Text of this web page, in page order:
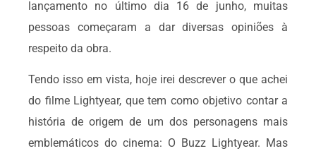
lançamento no último dia 16 de junho, muitas
pessoas começaram a dar diversas opiniões à
respeito da obra.
Tendo isso em vista, hoje irei descrever o que achei
do filme Lightyear, que tem como objetivo contar a
história de origem de um dos personagens mais
emblemáticos do cinema: O Buzz Lightyear. Mas